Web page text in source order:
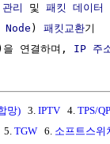
리 및 패킷 데이터
Node ) 패킷교환기
연결하며, IP 주
망) 3. IPTV 4. TPS/
5. TGW 6. 소프트스위